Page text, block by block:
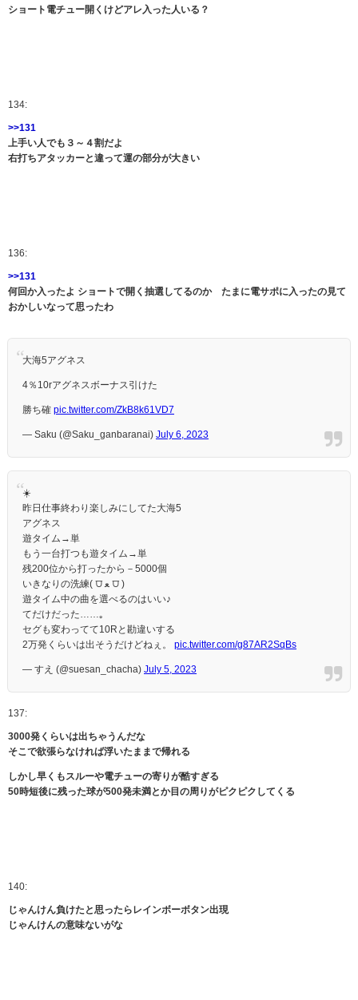
ショート電チュー開くけどアレ入った人いる？
134:
>>131
上手い人でも３～４割だよ
右打ちアタッカーと違って運の部分が大きい
136:
>>131
何回か入ったよ ショートで開く抽選してるのか たまに電サポに入ったの見て
おかしいなって思ったわ
大海5アグネス
4％10rアグネスボーナス引けた
勝ち確 pic.twitter.com/ZkB8k61VD7
— Saku (@Saku_ganbaranai) July 6, 2023
☀️
昨日仕事終わり楽しみにしてた大海5
アグネス
遊タイム→単
もう一台打つも遊タイム→単
残200位から打ったから－5000個
いきなりの洗練( ⩌ ﻌ ⩌ )
遊タイム中の曲を選べるのはいい♪
てだけだった……｡
セグも変わってて10Rと勘違いする
2万発くらいは出そうだけどねぇ。 pic.twitter.com/g87AR2SqBs
— すえ (@suesan_chacha) July 5, 2023
137:
3000発くらいは出ちゃうんだな
そこで欲張らなければ浮いたままで帰れる
しかし早くもスルーや電チューの寄りが酷すぎる
50時短後に残った球が500発未満とか目の周りがピクピクしてくる
140:
じゃんけん負けたと思ったらレインボーボタン出現
じゃんけんの意味ないがな